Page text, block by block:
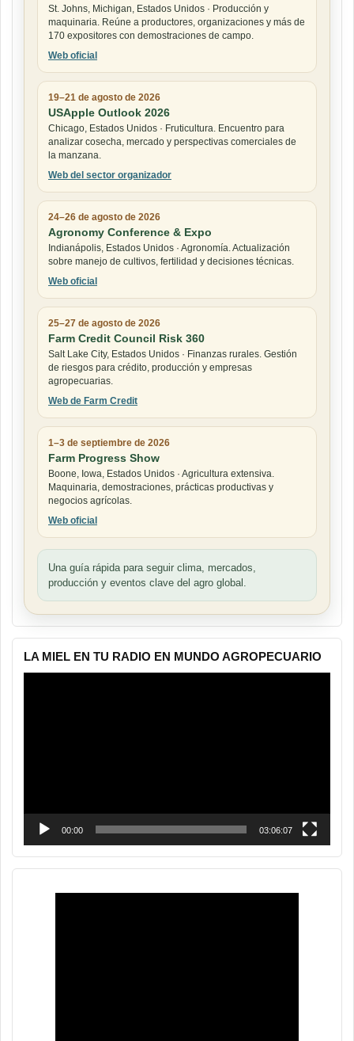
St. Johns, Michigan, Estados Unidos · Producción y
maquinaria. Reúne a productores, organizaciones y más de
170 expositores con demostraciones de campo.
Web oficial
19–21 de agosto de 2026
USApple Outlook 2026
Chicago, Estados Unidos · Fruticultura. Encuentro para
analizar cosecha, mercado y perspectivas comerciales de
la manzana.
Web del sector organizador
24–26 de agosto de 2026
Agronomy Conference & Expo
Indianápolis, Estados Unidos · Agronomía. Actualización
sobre manejo de cultivos, fertilidad y decisiones técnicas.
Web oficial
25–27 de agosto de 2026
Farm Credit Council Risk 360
Salt Lake City, Estados Unidos · Finanzas rurales. Gestión
de riesgos para crédito, producción y empresas
agropecuarias.
Web de Farm Credit
1–3 de septiembre de 2026
Farm Progress Show
Boone, Iowa, Estados Unidos · Agricultura extensiva.
Maquinaria, demostraciones, prácticas productivas y
negocios agrícolas.
Web oficial
Una guía rápida para seguir clima, mercados,
producción y eventos clave del agro global.
LA MIEL EN TU RADIO EN MUNDO AGROPECUARIO
00:00 03:06:07